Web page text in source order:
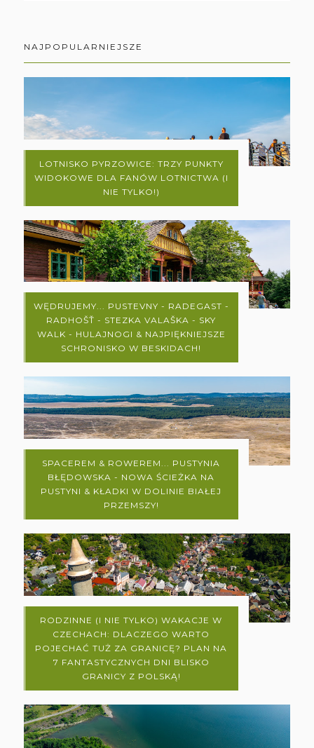
NAJPOPULARNIEJSZE
LOTNISKO PYRZOWICE: TRZY PUNKTY
WIDOKOWE DLA FANÓW LOTNICTWA (I
NIE TYLKO!)
WĘDRUJEMY... PUSTEVNY - RADEGAST -
RADHOŠŤ - STEZKA VALAŠKA - SKY
WALK - HULAJNOGI & NAJPIĘKNIEJSZE
SCHRONISKO W BESKIDACH!
SPACEREM & ROWEREM... PUSTYNIA
BŁĘDOWSKA - NOWA ŚCIEŻKA NA
PUSTYNI & KŁADKI W DOLINIE BIAŁEJ
PRZEMSZY!
RODZINNE (I NIE TYLKO) WAKACJE W
CZECHACH: DLACZEGO WARTO
POJECHAĆ TUŻ ZA GRANICĘ? PLAN NA
7 FANTASTYCZNYCH DNI BLISKO
GRANICY Z POLSKĄ!